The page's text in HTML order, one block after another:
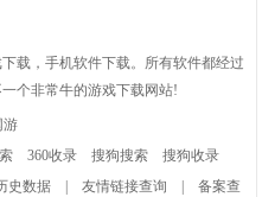
载，手机软件下载。所有软件都经过
个非常牛的游戏下载网站!
游
360收录 搜狗搜索
搜狗收录
史数据 |友情链接查询 |备案查